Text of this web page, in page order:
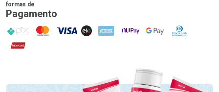
formas de
Pagamento
PIX MasterCard
VISA ELO AMEX NuPay Google PayDiners Club
Hipercard
Promoção em Destaque